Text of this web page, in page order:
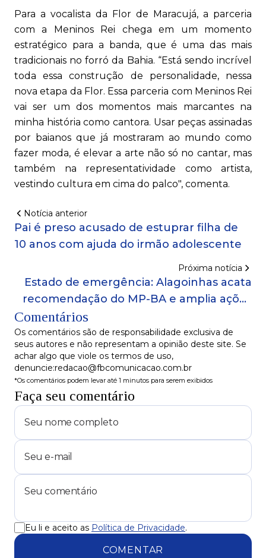
Para a vocalista da Flor de Maracujá, a parceria
com a Meninos Rei chega em um momento
estratégico para a banda, que é uma das mais
tradicionais no forró da Bahia. “Está sendo incrível
toda essa construção de personalidade, nessa
nova etapa da Flor. Essa parceria com Meninos Rei
vai ser um dos momentos mais marcantes na
minha história como cantora. Usar peças assinadas
por baianos que já mostraram ao mundo como
fazer moda, é elevar a arte não só no cantar, mas
também na representatividade como artista,
vestindo cultura em cima do palco", comenta.
Notícia anterior
Pai é preso acusado de estuprar filha de
10 anos com ajuda do irmão adolescente
Próxima notícia
Estado de emergência: Alagoinhas acata
recomendação do MP-BA e amplia ações
Comentários
Os comentários são de responsabilidade exclusiva de
seus autores e não representam a opinião deste site. Se
achar algo que viole os termos de uso,
denuncie:redacao@fbcomunicacao.com.br
*Os comentários podem levar até 1 minutos para serem exibidos
Faça seu comentário
Eu li e aceito as Política de Privacidade.
COMENTAR